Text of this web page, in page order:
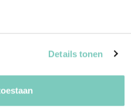
Details tonen
zorgen voor